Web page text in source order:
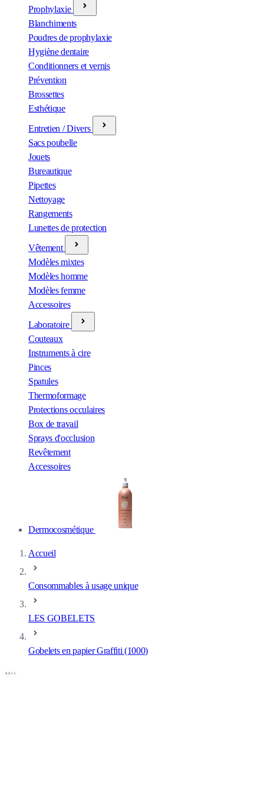
Prophylaxie
Blanchiments
Poudres de prophylaxie
Hygiène dentaire
Conditionners et vernis
Prévention
Brossettes
Esthétique
Entretien / Divers
Sacs poubelle
Jouets
Bureautique
Pipettes
Nettoyage
Rangements
Lunettes de protection
Vêtement
Modèles mixtes
Modèles homme
Modèles femme
Accessoires
Laboratoire
Couteaux
Instruments à cire
Pinces
Spatules
Thermoformage
Protections occulaires
Box de travail
Sprays d'occlusion
Revêtement
Accessoires
Dermocosmétique
Accueil
Consommables à usage unique
LES GOBELETS
Gobelets en papier Graffiti (1000)